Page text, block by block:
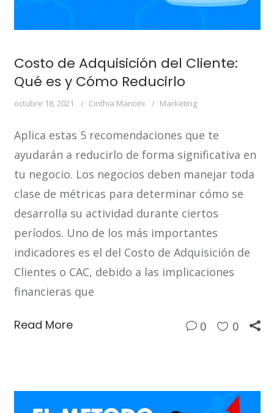
Costo de Adquisición del Cliente:
Qué es y Cómo Reducirlo
octubre 18, 2021 Cinthia Mancini Marketing
Aplica estas 5 recomendaciones que te
ayudarán a reducirlo de forma significativa en
tu negocio. Los negocios deben manejar toda
clase de métricas para determinar cómo se
desarrolla su actividad durante ciertos
períodos. Uno de los más importantes
indicadores es el del Costo de Adquisición de
Clientes o CAC, debido a las implicaciones
financieras que
Read More 0 0